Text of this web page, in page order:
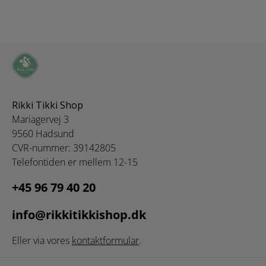
Glas
Nicolas Vahé
Rikki Tikki Shop
Mariagervej 3
9560 Hadsund
CVR-nummer: 39142805
Telefontiden er mellem 12-15
+45 96 79 40 20
info@rikkitikkishop.dk
Eller via vores kontaktformular.